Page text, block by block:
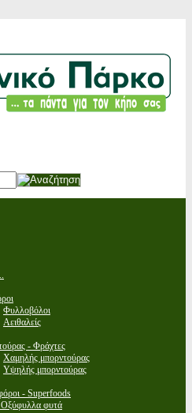
Φυλλοβόλοι
Αειθαλείς
- Φράχτες
Χαμηλής μπορντούρας
Υψηλής μπορντούρας
- Superfoods
Οξύφυλλα φυτά